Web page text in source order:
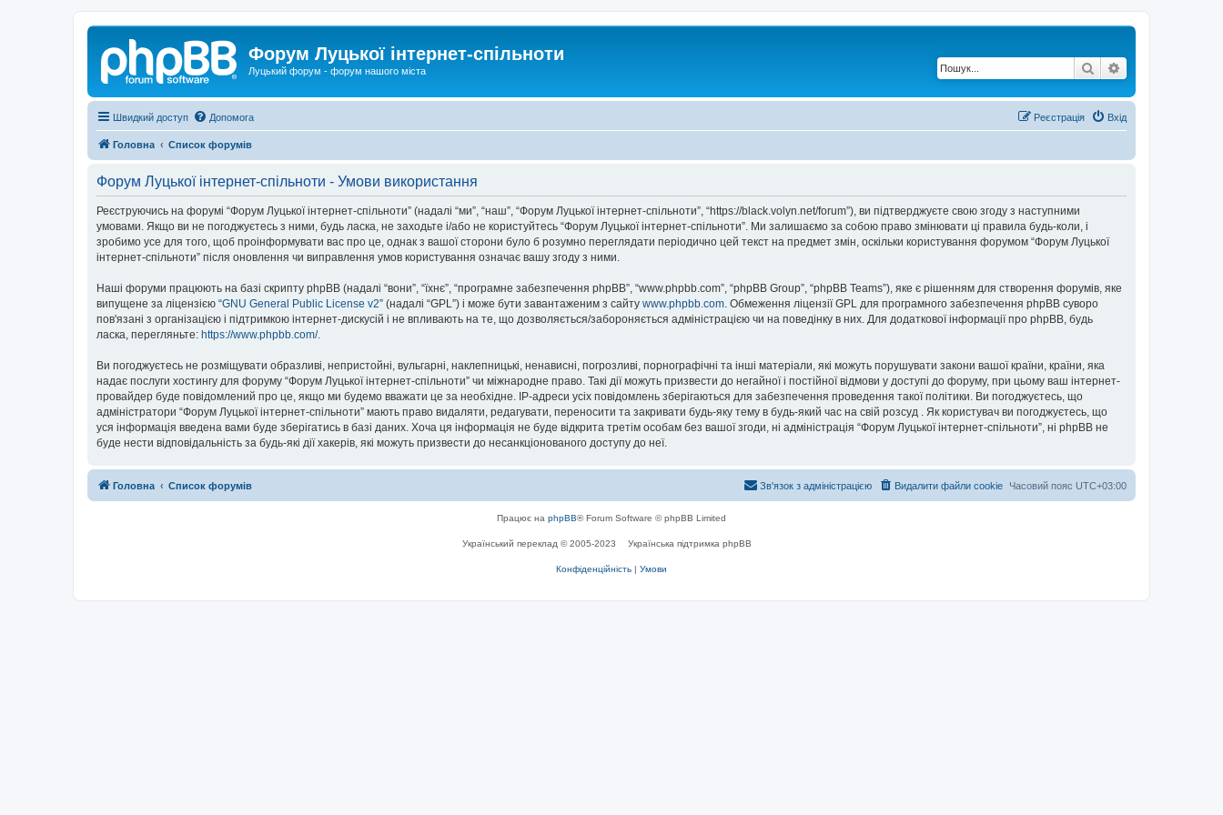
Форум Луцької інтернет-спільноти
Луцький форум - форум нашого міста Пошук
Швидкий доступ Допомога Вхід
Реєстрація
Головна Список форумів
Форум Луцької інтернет-спільноти - Умови використання
Реєструючись на форумі “Форум Луцької інтернет-спільноти” (надалі “ми”, “наш”, “Форум Луцької інтернет-спільноти”, “https://black.volyn.net/forum”), ви підтверджуєте свою згоду з наступними
умовами. Якщо ви не погоджуєтесь з ними, будь ласка, не заходьте і/або не користуйтесь “Форум Луцької інтернет-спільноти”. Ми залишаємо за собою право змінювати ці правила будь-коли, і
зробимо усе для того, щоб проінформувати вас про це, однак з вашої сторони було б розумно переглядати періодично цей текст на предмет змін, оскільки користування форумом “Форум Луцької
інтернет-спільноти” після оновлення чи виправлення умов користування означає вашу згоду з ними.
Наші форуми працюють на базі скрипту phpBB (надалі “вони”, “їхнє”, “програмне забезпечення phpBB”, “www.phpbb.com”, “phpBB Group”, “phpBB Teams”), яке є рішенням для створення форумів, яке
випущене за ліцензією “GNU General Public License v2” (надалі “GPL”) і може бути завантаженим з сайту www.phpbb.com . Обмеження ліцензії GPL для програмного забезпечення phpBB суворо
пов'язані з організацією і підтримкою інтернет-дискусій і не впливають на те, що дозволяється/забороняється адміністрацією чи на поведінку в них. Для додаткової інформації про phpBB, будь
ласка, перегляньте: https://www.phpbb.com/.
Ви погоджуєтесь не розміщувати образливі, непристойні, вульгарні, наклепницькі, ненависні, погрозливі, порнографічні та інші матеріали, які можуть порушувати закони вашої країни, країни, яка
надає послуги хостингу для форуму “Форум Луцької інтернет-спільноти” чи міжнародне право. Такі дії можуть призвести до негайної і постійної відмови у доступі до форуму, при цьому ваш інтернет-
провайдер буде повідомлений про це, якщо ми будемо вважати це за необхідне. IP-адреси усіх повідомлень зберігаються для забезпечення проведення такої політики. Ви погоджуєтесь, що
адміністратори “Форум Луцької інтернет-спільноти” мають право видаляти, редагувати, переносити та закривати будь-яку тему в будь-який час на свій розсуд . Як користувач ви погоджуєтесь, що
уся інформація введена вами буде зберігатись в базі даних. Хоча ця інформація не буде відкрита третім особам без вашої згоди, ні адміністрація “Форум Луцької інтернет-спільноти”, ні phpBB не
буде нести відповідальність за будь-які дії хакерів, які можуть призвести до несанкціонованого доступу до неї.
Головна Список форумів Часовий пояс UTC+03:00
Видалити файли cookie
Зв'язок з адміністрацією
Працює на phpBB® Forum Software © phpBB Limited
Український переклад © 2005-2023 Українська підтримка phpBB
Конфіденційність | Умови